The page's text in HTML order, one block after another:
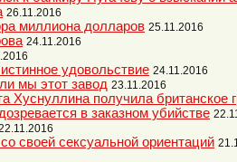
26.11.2016
миллиона долларов 25.11.2016
24.11.2016
удовольствие 24.11.2016
мы этот завод 23.11.2016
Хуснуллина получила британское
в заказном убийстве
своей сексуальной ориентаций